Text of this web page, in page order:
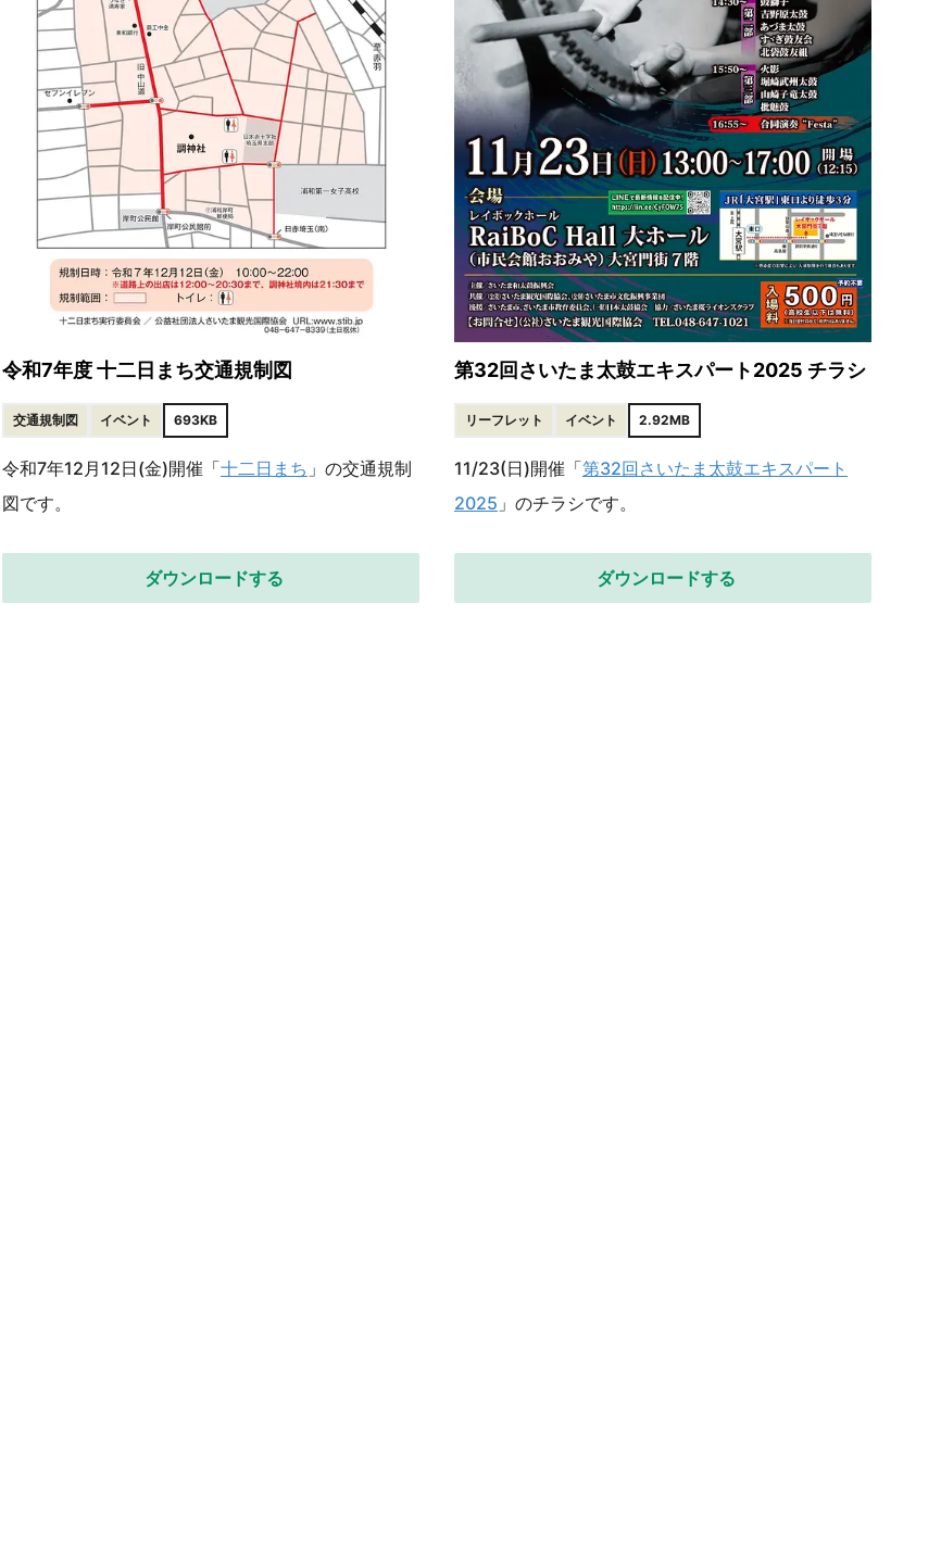
令和7年度 十二日まち交通規制図
交通規制図 イベント 693KB
令和7年12月12日(金)開催「十二日まち 」の交通規制
図です。
ダウンロードする
第32回さいたま太鼓エキスパート2025 チラシ
リーフレット イベント 2.92MB
11/23(日)開催「第32回さいたま太鼓エキスパート
2025 」のチラシです。
ダウンロードする